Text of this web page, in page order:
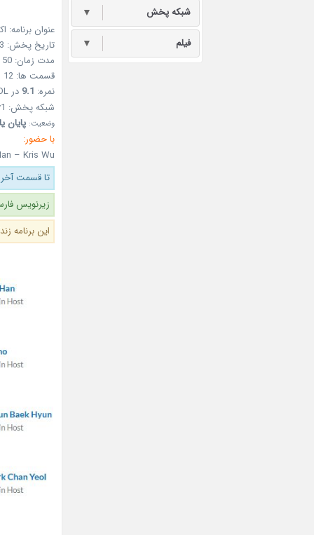
عنوان برنامه:
تاریخ پخش: 28Nov, 2013 (07 آذر 92)
مدت زمان: 50 دقیقه
قسمت ها: 12
نمره: 9.1 در MDL
شبکه پخش: MBC every1
وضعیت: پایان
با حضور:
– Kris Wu
تا قسمت
زیرنویس
این برنامه
شبکه پخش ▼
فیلم ▼